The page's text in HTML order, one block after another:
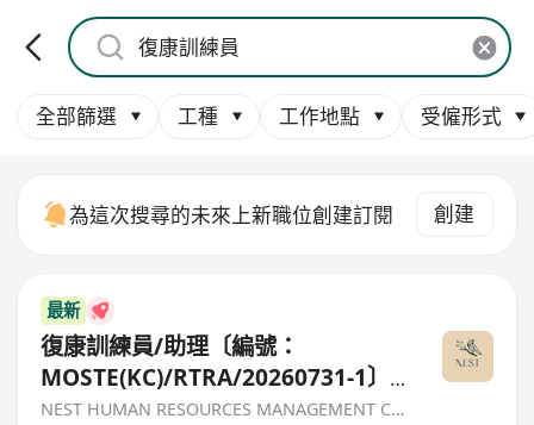
全部篩選 工種 工作地點 受僱形式
為這次搜尋的未來上新職位創建訂閱 創建
最新
復康訓練員/助理〔編號：
MOSTE(KC)/RTRA/20260731-1〕-
香港聖公會福利協會
NEST HUMAN RESOURCES MANAGEMENT COMPANY